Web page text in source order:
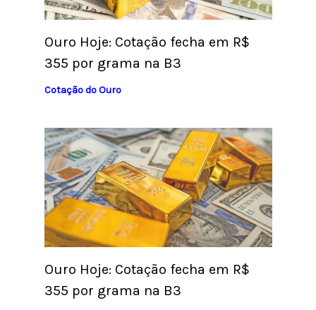
Ouro Hoje: Cotação fecha em R$
355 por grama na B3
Cotação do Ouro
Ouro Hoje: Cotação fecha em R$
355 por grama na B3